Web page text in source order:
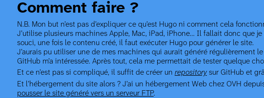
Comment faire ?
N.B. Mon but n’est pas d’expliquer ce qu’est Hugo ni comment cela
J’utilise plusieurs machines Apple, Mac, iPad, iPhone… Il fallait donc que
souci, une fois le contenu créé, il faut exécuter Hugo pour générer le site.
J’aurais pu utiliser une de mes machines qui aurait généré régulièrement
GitHub m’a intéressée. Après tout, cela me permettait de tester quelque
Et ce n’est pas si compliqué, il suffit de créer un repositorysur GitHub et
Et l’hébergement du site alors ? J’ai un hébergement Web chez OVH
pousser le site généré vers un serveur FTP.